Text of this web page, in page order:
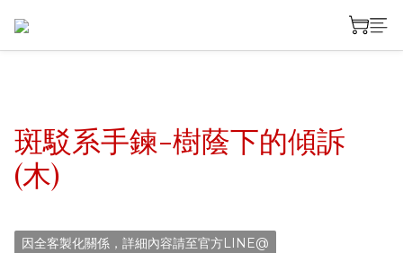
斑駁系手鍊-樹蔭下的傾訴
(木)
因全客製化關係，詳細內容請至官方LINE@